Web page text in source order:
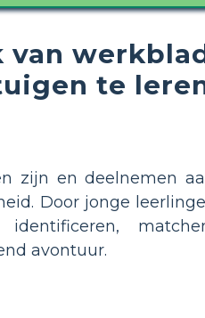
van
te
zijn en deelnemen
Door jonge
avontuur.